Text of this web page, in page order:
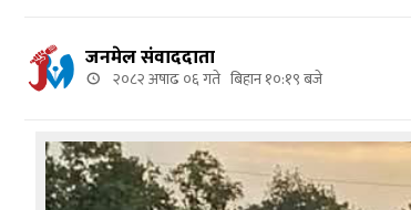
जनमेल संवाददाता
२०८२ अषाढ ०६ गते बिहान १०:१९ बजे